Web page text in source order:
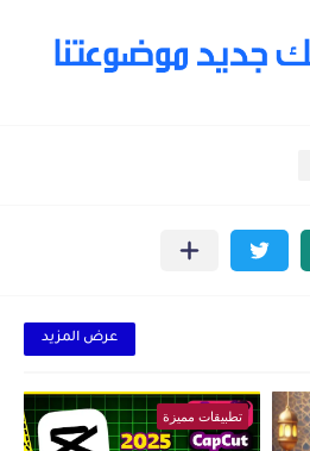
عرض المزيد
تطبيقات مميزة